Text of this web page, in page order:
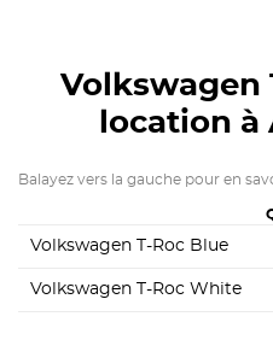
Volkswagen
location à
Balayez vers la gauche pour en
Volkswagen T-Roc Blue
Volkswagen T-Roc White